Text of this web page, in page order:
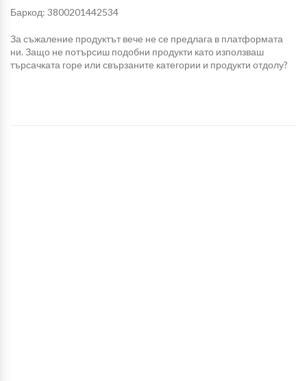
Баркод: 3800201442534
За съжаление продуктът вече не се предлага в платформата
ни. Защо не потърсиш подобни продукти като използваш
търсачката горе или свързаните категории и продукти отдолу?